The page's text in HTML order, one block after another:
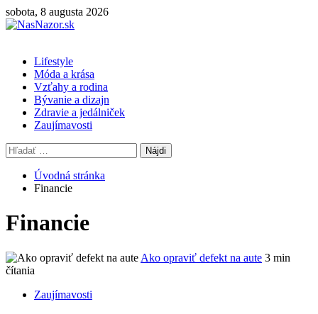
Skip
to
sobota, 8 augusta 2026
Primary
Menu
Lifestyle
Móda a krása
Vzťahy a rodina
Bývanie a dizajn
Zdravie a jedálniček
Zaujímavosti
Hľadať:
Úvodná stránka
Financie
Financie
Ako opraviť defekt na aute 3 min
čítania
Zaujímavosti